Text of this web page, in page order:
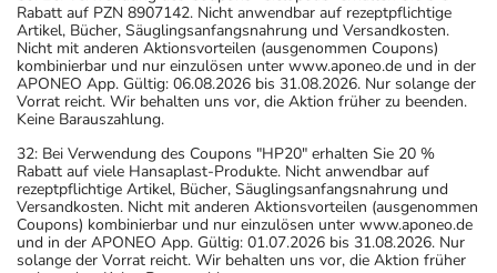
Rabatt auf PZN 8907142. Nicht anwendbar auf rezeptpflichtige
Artikel, Bücher, Säuglingsanfangsnahrung und Versandkosten.
Nicht mit anderen Aktionsvorteilen (ausgenommen Coupons)
kombinierbar und nur einzulösen unter www.aponeo.de und in der
APONEO App. Gültig: 06.08.2026 bis 31.08.2026. Nur solange der
Vorrat reicht. Wir behalten uns vor, die Aktion früher zu beenden.
Keine Barauszahlung.
32: Bei Verwendung des Coupons "HP20" erhalten Sie 20 %
Rabatt auf viele Hansaplast-Produkte. Nicht anwendbar auf
rezeptpflichtige Artikel, Bücher, Säuglingsanfangsnahrung und
Versandkosten. Nicht mit anderen Aktionsvorteilen (ausgenommen
Coupons) kombinierbar und nur einzulösen unter www.aponeo.de
und in der APONEO App. Gültig: 01.07.2026 bis 31.08.2026. Nur
solange der Vorrat reicht. Wir behalten uns vor, die Aktion früher